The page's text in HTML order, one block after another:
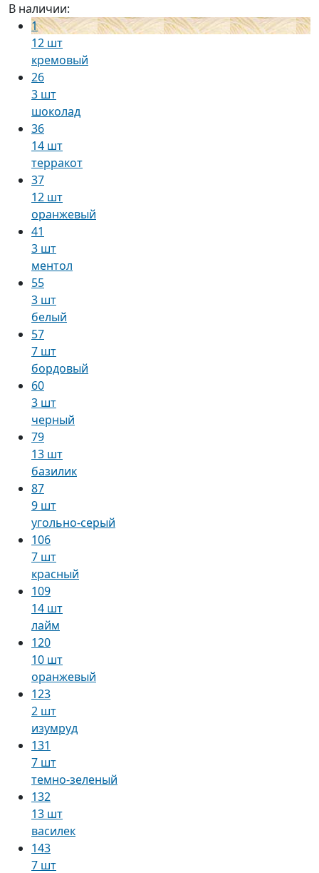
В наличии:
1
12 шт
кремовый
26
3 шт
шоколад
36
14 шт
терракот
37
12 шт
оранжевый
41
3 шт
ментол
55
3 шт
белый
57
7 шт
бордовый
60
3 шт
черный
79
13 шт
базилик
87
9 шт
угольно-серый
106
7 шт
красный
109
14 шт
лайм
120
10 шт
оранжевый
123
2 шт
изумруд
131
7 шт
темно-зеленый
132
13 шт
василек
143
7 шт